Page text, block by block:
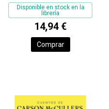
Disponible en stock en la
librería
14,94 €
Comprar